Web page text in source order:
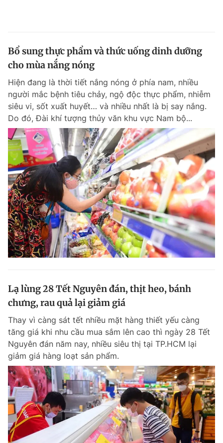
Bổ sung thực phẩm và thức uống dinh dưỡng
cho mùa nắng nóng
Hiện đang là thời tiết nắng nóng ở phía nam, nhiều
người mắc bệnh tiêu chảy, ngộ độc thực phẩm, nhiễm
siêu vi, sốt xuất huyết… và nhiều nhất là bị say nắng.
Do đó, Đài khí tượng thủy văn khu vực Nam bộ...
Lạ lùng 28 Tết Nguyên đán, thịt heo, bánh
chưng, rau quả lại giảm giá
Thay vì càng sát tết nhiều mặt hàng thiết yếu càng
tăng giá khi nhu cầu mua sắm lên cao thì ngày 28 Tết
Nguyên đán năm nay, nhiều siêu thị tại TP.HCM lại
giảm giá hàng loạt sản phẩm.